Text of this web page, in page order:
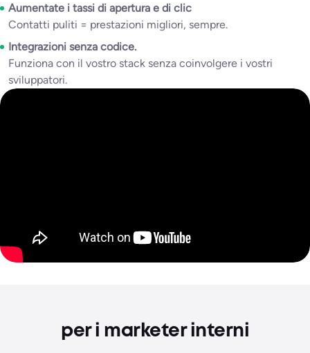
Aumentate i tassi di apertura e di clic
Contatti puliti = prestazioni migliori, sempre.
Integrazioni senza codice.
Funziona con il vostro stack senza coinvolgere i vostri
sviluppatori.
per i marketer interni